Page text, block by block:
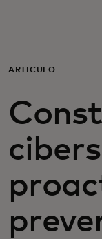
Para
Para el
Para
Noticias
ARTÍCULO